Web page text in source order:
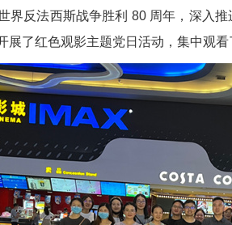
界反法西斯战争胜利 80 周年，深入
展了红色观影主题党日活动，集中观看